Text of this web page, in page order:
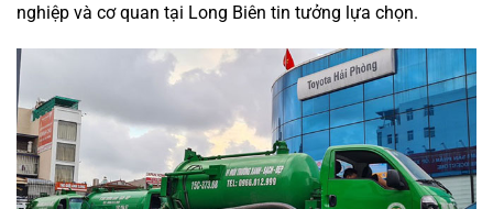
nghiệp và cơ quan tại Long Biên tin tưởng lựa chọn.